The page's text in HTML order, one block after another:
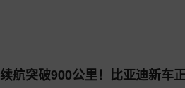
续航突破900公里！比亚迪新车